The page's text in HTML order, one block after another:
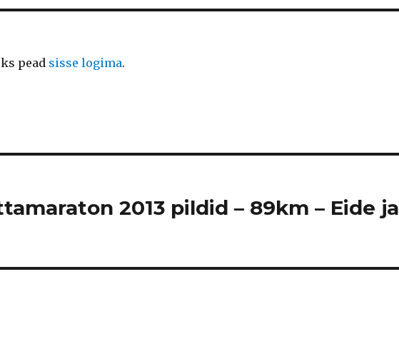
pead sisse logima.
2013 pildid – 89km – Eide ja